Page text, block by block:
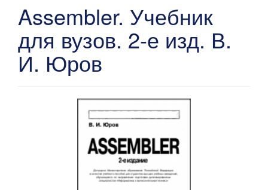
Assembler. Учебник
для вузов. 2-е изд. В.
И. Юров